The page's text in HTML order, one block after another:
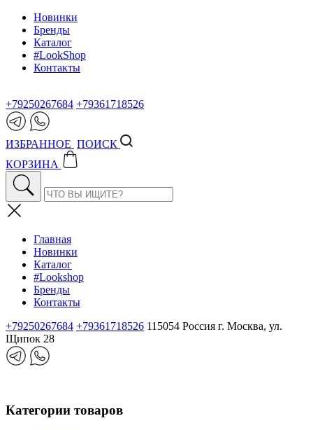
Новинки
Бренды
Каталог
#LookShop
Контакты
+79250267684 +79361718526
ИЗБРАННОЕ ПОИСК
КОРЗИНА
Главная
Новинки
Каталог
#Lookshop
Бренды
Контакты
+79250267684 +79361718526 115054 Россия г. Москва, ул.
Щипок 28
Категории товаров